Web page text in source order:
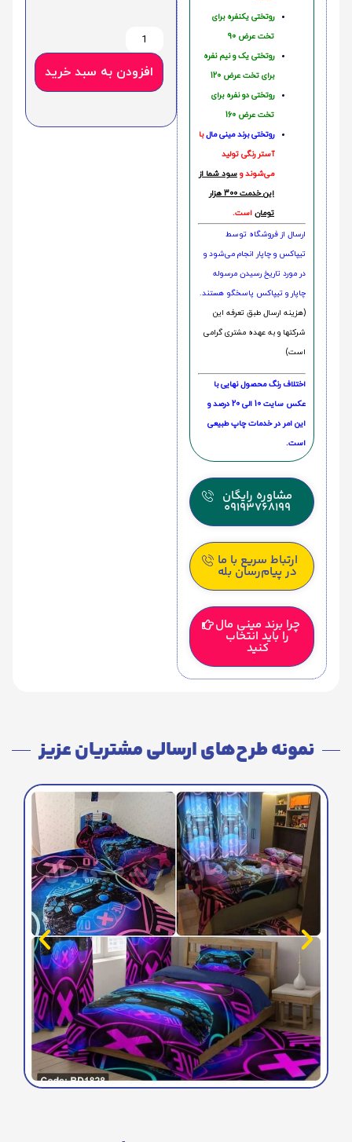
روتختی یکنفره برای
تخت عرض 90
روتختی یک و نیم نفره
برای تخت عرض 120
روتختی دو نفره برای
تخت عرض 160
روتختی‌ برند مینی مالبا
آستر رنگی تولید
می‌شوند و سود شما از
این خدمت 300 هزار
تومان است.
ارسال از فروشگاه توسط
تیپاکس و چاپار انجام می‌شود و
در مورد تاریخ رسیدن مرسوله
چاپار و تیپاکس پاسخگو هستند.
(هزینه ارسال طبق تعرفه این
شرکتها و به عهده مشتری گرامی
است)
اختلاف رنگ محصول نهایی با
عکس سایت 10 الی 20 درصد و
این امر در خدمات چاپ طبیعی
است.
مشاوره رایگان
09193768199
ارتباط سریع با ما
در پیام‌رسان بله
چرا برند مینی مال
را باید انتخاب
کنید
افزودن به سبد خرید
نمونه طرح‌های ارسالی مشتریان عزیز